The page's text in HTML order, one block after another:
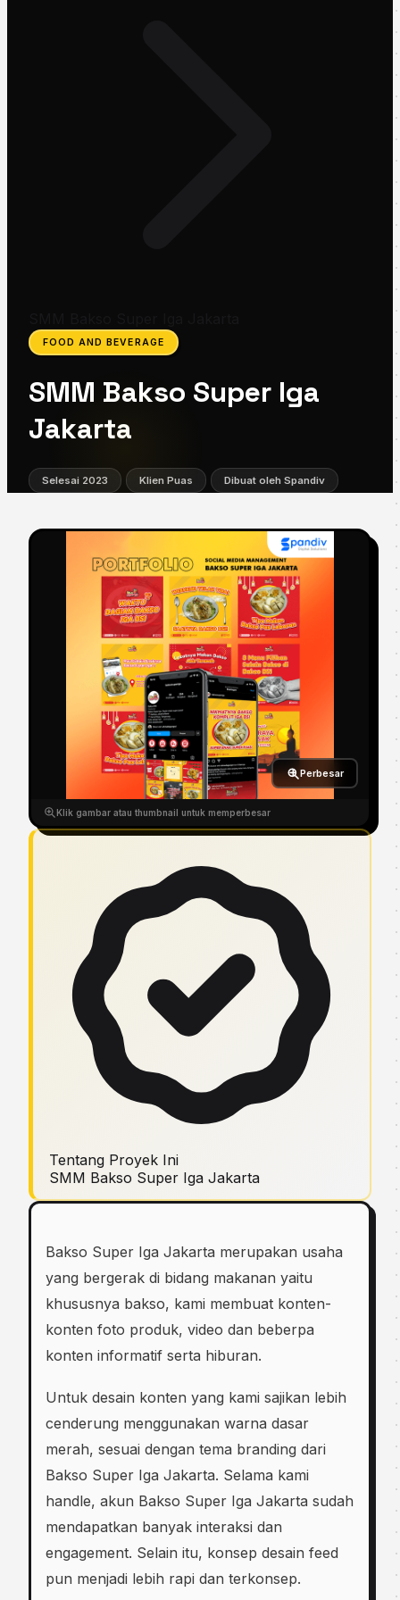
FOOD AND BEVERAGE
SMM Bakso Super Iga
Jakarta
Selesai 2023 Klien Puas Dibuat oleh Spandiv
Perbesar
Klik gambar atau thumbnail untuk memperbesar
Tentang Proyek Ini
SMM Bakso Super Iga Jakarta
Bakso Super Iga Jakarta merupakan usaha
yang bergerak di bidang makanan yaitu
khususnya bakso, kami membuat konten-
konten foto produk, video dan beberpa
konten informatif serta hiburan.
Untuk desain konten yang kami sajikan lebih
cenderung menggunakan warna dasar
merah, sesuai dengan tema branding dari
Bakso Super Iga Jakarta. Selama kami
handle, akun Bakso Super Iga Jakarta sudah
mendapatkan banyak interaksi dan
engagement. Selain itu, konsep desain feed
pun menjadi lebih rapi dan terkonsep.